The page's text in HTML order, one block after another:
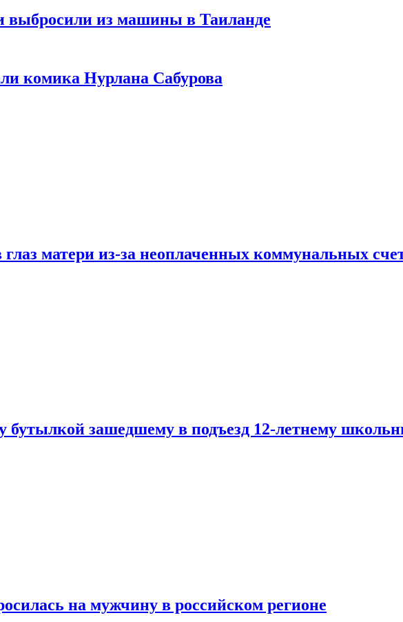
выбросили из машины в Таиланде
комика Нурлана Сабурова
матери из-за неоплаченных коммунальных
бутылкой зашедшему в подъезд 12-летнему
на мужчину в российском регионе